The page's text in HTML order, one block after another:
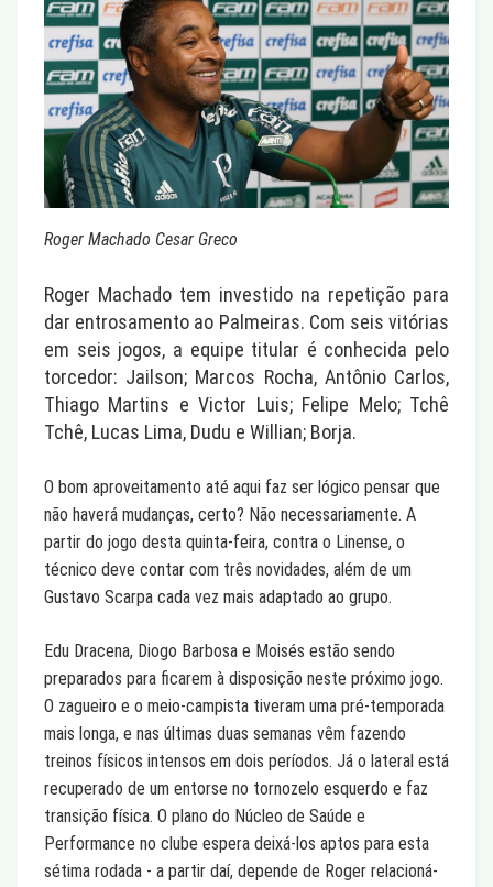
Roger Machado Cesar Greco
Roger Machado tem investido na repetição para
dar entrosamento ao Palmeiras. Com seis vitórias
em seis jogos, a equipe titular é conhecida pelo
torcedor: Jailson; Marcos Rocha, Antônio Carlos,
Thiago Martins e Victor Luis; Felipe Melo; Tchê
Tchê, Lucas Lima, Dudu e Willian; Borja.
O bom aproveitamento até aqui faz ser lógico pensar que
não haverá mudanças, certo? Não necessariamente. A
partir do jogo desta quinta-feira, contra o Linense, o
técnico deve contar com três novidades, além de um
Gustavo Scarpa cada vez mais adaptado ao grupo.
Edu Dracena, Diogo Barbosa e Moisés estão sendo
preparados para ficarem à disposição neste próximo jogo.
O zagueiro e o meio-campista tiveram uma pré-temporada
mais longa, e nas últimas duas semanas vêm fazendo
treinos físicos intensos em dois períodos. Já o lateral está
recuperado de um entorse no tornozelo esquerdo e faz
transição física. O plano do Núcleo de Saúde e
Performance no clube espera deixá-los aptos para esta
sétima rodada - a partir daí, depende de Roger relacioná-